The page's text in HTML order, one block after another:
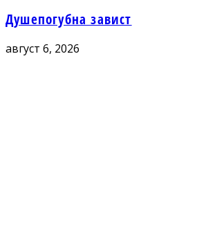
Душепогубна завист
август 6, 2026